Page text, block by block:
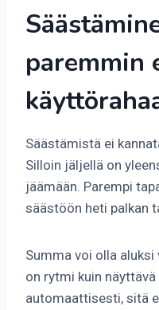
paremmin
Säästämistä ei
Silloin jäljellä on
jäämään. Parempi
säästöön heti palkan
Summa voi olla aluksi
on rytmi kuin
automaattisesti, sitä